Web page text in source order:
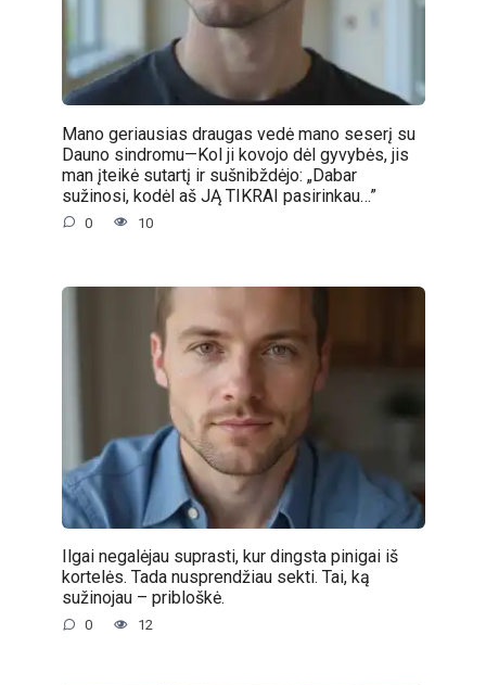
Mano geriausias draugas vedė mano seserį su
Dauno sindromu—Kol ji kovojo dėl gyvybės, jis
man įteikė sutartį ir sušnibždėjo: „Dabar
sužinosi, kodėl aš JĄ TIKRAI pasirinkau…”
0 10
Ilgai negalėjau suprasti, kur dingsta pinigai iš
kortelės. Tada nusprendžiau sekti. Tai, ką
sužinojau – pribloškė.
0 12